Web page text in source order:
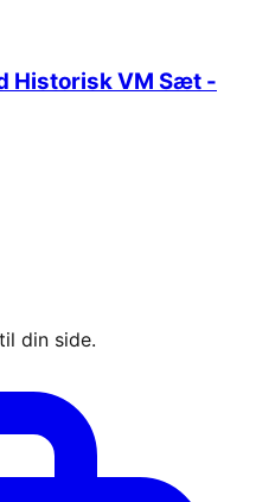
Historisk VM Sæt -
din side.